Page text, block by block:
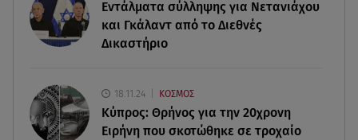
Πάρος: «Ήμουν πάντα πάνω από την πισίνα» - Τι
ισχυρίζεται ο ιδιοκτήτης
Γυμναστική για τόνωση πριν την παραλία! Full
body workout!
Εντάλματα σύλληψης για Νετανιάχου
και Γκάλαντ από το Διεθνές
Δικαστήριο
18.11.24 ΚΟΣΜΟΣ
Κύπρος: Θρήνος για την 20χρονη
Ειρήνη που σκοτώθηκε σε τροχαίο